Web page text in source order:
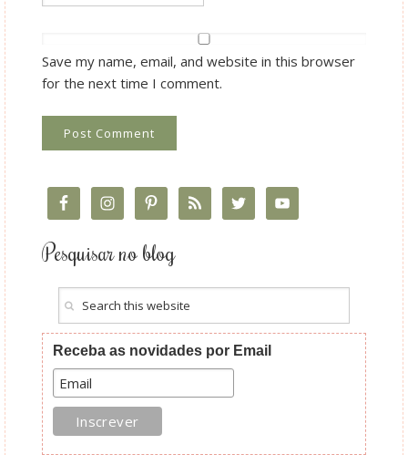
Save my name, email, and website in this browser
for the next time I comment.
Pesquisar no blog
Receba as novidades por Email